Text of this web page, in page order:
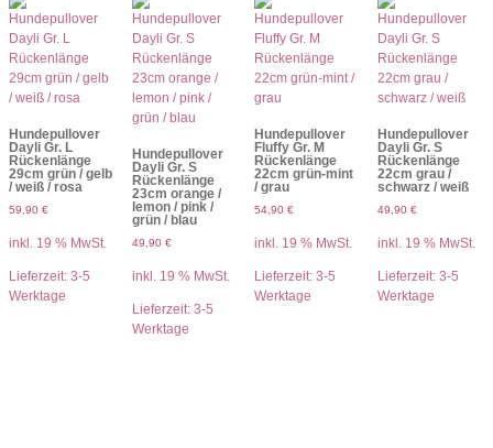
Hundepullover
Dayli Gr. L
Rückenlänge
29cm grün / gelb
/ weiß / rosa
59,90 €
inkl. 19 % MwSt.
Lieferzeit: 3-5
Werktage
Hundepullover
Dayli Gr. S
Rückenlänge
23cm orange /
lemon / pink /
grün / blau
49,90 €
inkl. 19 % MwSt.
Lieferzeit: 3-5
Werktage
Hundepullover
Fluffy Gr. M
Rückenlänge
22cm grün-mint
/ grau
54,90€
inkl. 19 % MwSt.
Lieferzeit:3-5
Werktage
Hundepullover
Dayli Gr. S
Rückenlänge
22cm grau /
schwarz / weiß
49,90 €
inkl. 19 % MwSt.
Lieferzeit: 3-5
Werktage